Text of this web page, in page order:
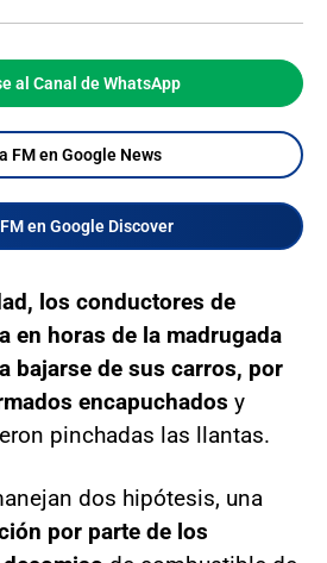
al Canal de WhatsApp
FM en Google News
en Google Discover
los conductores de
en horas de la madrugada
bajarse de sus carros, por
encapuchados y
pinchadas las llantas.
dos hipótesis, una
por parte de los